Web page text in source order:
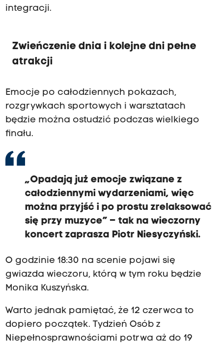
integracji.
Zwieńczenie dnia i kolejne dni pełne
atrakcji
Emocje po całodziennych pokazach,
rozgrywkach sportowych i warsztatach
będzie można ostudzić podczas wielkiego
finału.
„Opadają już emocje związane z
całodziennymi wydarzeniami, więc
można przyjść i po prostu zrelaksować
się przy muzyce” – tak na wieczorny
koncert zaprasza Piotr Niesyczyński.
O godzinie 18:30 na scenie pojawi się
gwiazda wieczoru, którą w tym roku będzie
Monika Kuszyńska.
Warto jednak pamiętać, że 12 czerwca to
dopiero początek. Tydzień Osób z
Niepełnosprawnościami potrwa aż do 19